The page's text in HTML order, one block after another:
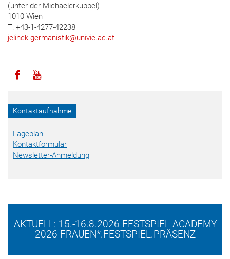
(unter der Michaelerkuppel)
1010 Wien
T: +43-1-4277-42238
jelinek.germanistik@univie.ac.at
Icon facebook
Icon youtube
Kontaktaufnahme
Lageplan
Kontaktformular
Newsletter-Anmeldung
AKTUELL: 15.-16.8.2026 FESTSPIEL ACADEMY
2026 FRAUEN*.FESTSPIEL.PRÄSENZ